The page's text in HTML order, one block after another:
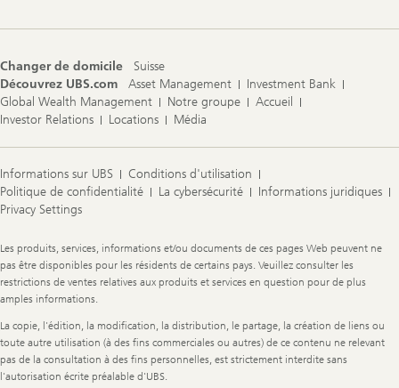
Changer de domicile
Suisse
Découvrez UBS.com
Asset Management
Investment Bank
Global Wealth Management
Notre groupe
Accueil
Investor Relations
Locations Média
Informations sur UBS
Conditions d'utilisation
Politique de confidentialité
La cybersécurité
Informations juridiques
Privacy Settings
Legal
Information
Les produits, services, informations et/ou documents de ces pages Web peuvent ne
pas être disponibles pour les résidents de certains pays. Veuillez consulter les
restrictions de ventes relatives aux produits et services en question pour de plus
amples informations.
La copie, l'édition, la modification, la distribution, le partage, la création de liens ou
toute autre utilisation (à des fins commerciales ou autres) de ce contenu ne relevant
pas de la consultation à des fins personnelles, est strictement interdite sans
l'autorisation écrite préalable d'UBS.